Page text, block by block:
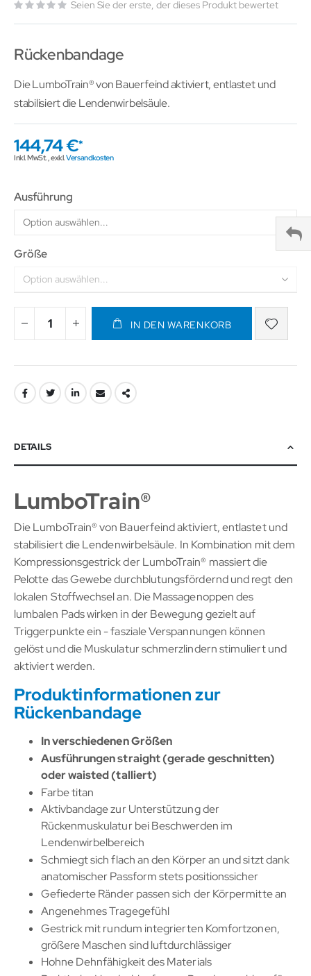
Seien Sie der erste, der dieses Produkt bewertet
Rückenbandage
Die LumboTrain® von Bauerfeind aktiviert, entlastet und
stabilisiert die Lendenwirbelsäule.
144,74 €
Inkl. MwSt.,exkl.Versandkosten
Ausführung
Größe
IN DEN WARENKORB
DETAILS
LumboTrain®
Die LumboTrain® von Bauerfeind aktiviert, entlastet und
stabilisiert die Lendenwirbelsäule. In Kombination mit dem
Kompressionsgestrick der LumboTrain® massiert die
Pelotte das Gewebe durchblutungsfördernd und regt den
lokalen Stoffwechsel an. Die Massagenoppen des
lumbalen Pads wirken in der Bewegung gezielt auf
Triggerpunkte ein - fasziale Verspannungen können
gelöst und die Muskulatur schmerzlindern stimuliert und
aktiviert werden.
Produktinformationen zur
Rückenbandage
In verschiedenen Größen
Ausführungen straight (gerade geschnitten)
oder waisted (talliert)
Farbe titan
Aktivbandage zur Unterstützung der
Rückenmuskulatur bei Beschwerden im
Lendenwirbelbereich
Schmiegt sich flach an den Körper an und sitzt dank
anatomischer Passform stets positionssicher
Gefiederte Ränder passen sich der Körpermitte an
Angenehmes Tragegefühl
Gestrick mit rundum integrierten Komfortzonen,
größere Maschen sind luftdurchlässiger
Hohne Dehnfähigkeit des Materials